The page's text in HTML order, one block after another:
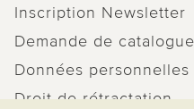
Inscription Newsletter
Demande de catalogue
Données personnelles
Droit de rétractation